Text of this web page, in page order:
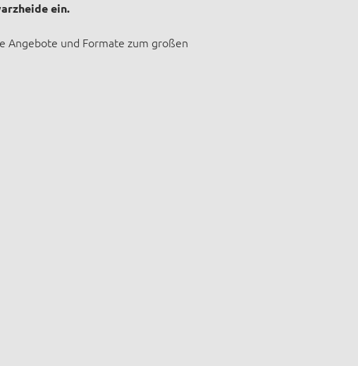
ein.
Angebote und Formate zum großen